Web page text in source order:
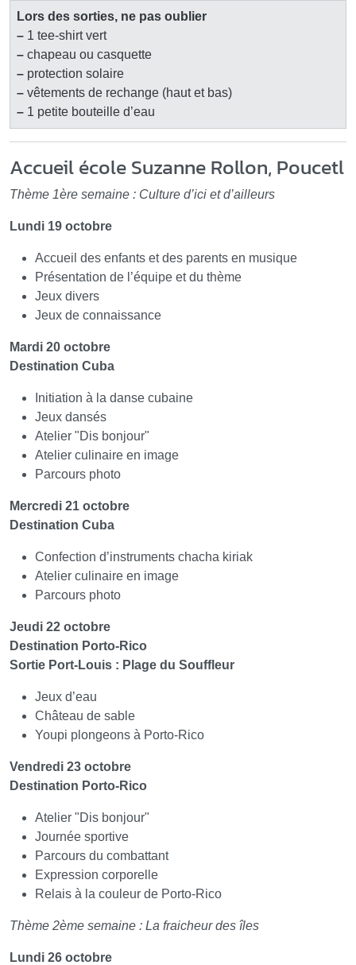
Lors des sorties, ne pas oublier
– 1 tee-shirt vert
– chapeau ou casquette
– protection solaire
– vêtements de rechange (haut et bas)
– 1 petite bouteille d’eau
Accueil école Suzanne Rollon, Poucetl
Thème 1ère semaine : Culture d’ici et d’ailleurs
Lundi 19 octobre
Accueil des enfants et des parents en musique
Présentation de l’équipe et du thème
Jeux divers
Jeux de connaissance
Mardi 20 octobre
Destination Cuba
Initiation à la danse cubaine
Jeux dansés
Atelier "Dis bonjour"
Atelier culinaire en image
Parcours photo
Mercredi 21 octobre
Destination Cuba
Confection d’instruments chacha kiriak
Atelier culinaire en image
Parcours photo
Jeudi 22 octobre
Destination Porto-Rico
Sortie Port-Louis : Plage du Souffleur
Jeux d’eau
Château de sable
Youpi plongeons à Porto-Rico
Vendredi 23 octobre
Destination Porto-Rico
Atelier "Dis bonjour"
Journée sportive
Parcours du combattant
Expression corporelle
Relais à la couleur de Porto-Rico
Thème 2ème semaine : La fraicheur des îles
Lundi 26 octobre